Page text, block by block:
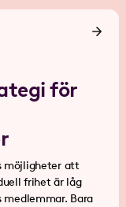
för
möjligheter att
frihet är låg
medlemmar. Bara